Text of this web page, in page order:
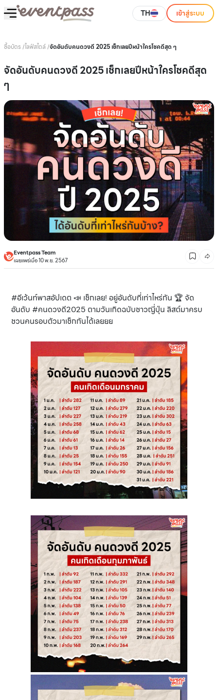
TH เข้าสู่ระบบ
ซื้อบัตร /ไลฟ์สไตล์/จัดอันดับคนดวงดี 2025 เช็กเลยปีหน้าใครโชคดีสุด ๆ
จัดอันดับคนดวงดี 2025 เช็กเลยปีหน้าใครโชคดีสุด
ๆ
Eventpass Team
เผยแพร่เมื่อ 10 พ.ย. 2567
#อีเว้นท์พาสอัปเดต 📣 เช็กเลย! อยู่อันดับที่เท่าไหร่กัน 🏆 จัด
อันดับ #คนดวงดี2025 ตามวันเกิดฉบับชาวญี่ปุ่น ลิสต์มาครบ
ชวนคนรอบตัวมาเช็กกันได้เลยยย